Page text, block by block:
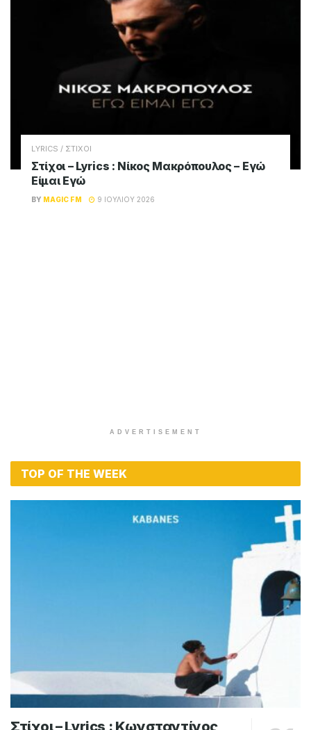
LYRICS / ΣΤΙΧΟΙ
Στίχοι – Lyrics : Νίκος Μακρόπουλος – Εγώ
Είμαι Εγώ
BY MAGIC FM 9 ΙΟΥΛΊΟΥ 2026
ADVERTISEMENT
TOP OF THE WEEK
Στίχοι – Lyrics : Κωνσταντίνος